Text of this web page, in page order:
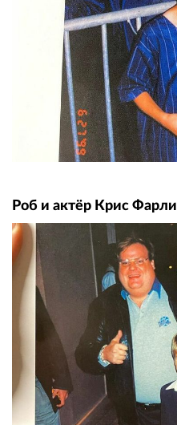
Роб и актёр Крис Фарли